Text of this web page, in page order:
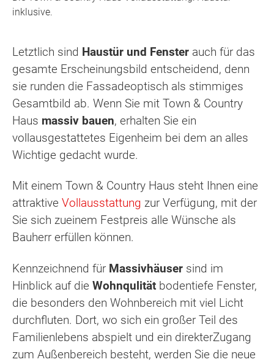
inklusive.
Letztlich sind Haustür und Fenster auch für das
gesamte Erscheinungsbild entscheidend, denn
sie runden die Fassadeoptisch als stimmiges
Gesamtbild ab. Wenn Sie mit Town & Country
Haus massiv bauen, erhalten Sie ein
vollausgestattetes Eigenheim bei dem an alles
Wichtige gedacht wurde.
Mit einem Town & Country Haus steht Ihnen eine
attraktive Vollausstattung zur Verfügung, mit der
Sie sich zueinem Festpreis alle Wünsche als
Bauherr erfüllen können.
Kennzeichnend für Massivhäuser sind im
Hinblick auf die Wohnqulität bodentiefe Fenster,
die besonders den Wohnbereich mit viel Licht
durchfluten. Dort, wo sich ein großer Teil des
Familienlebens abspielt und ein direkterZugang
zum Außenbereich besteht, werden Sie die neue